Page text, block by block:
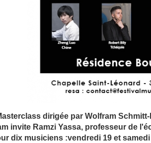
dirigée par Wolfram
invite Ramzi Yassa, professeur de
dix musiciens :vendredi 19 et